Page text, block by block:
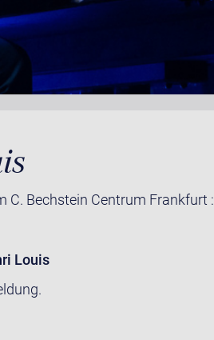
C. Bechstein Centrum Frankfurt :
Louis